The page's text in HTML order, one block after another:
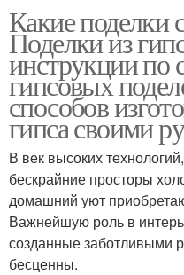
Какие поделки
Поделки из
инструкции по
гипсовых
способов
гипса своими
В век высоких
бескрайние просторы
домашний уют
Важнейшую роль в
созданные заботливыми
бесценны.